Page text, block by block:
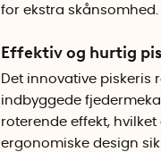
for ekstra skånsomhed.
Effektiv og hurtig
Det innovative piskeris
indbyggede
roterende effekt,
ergonomiske design